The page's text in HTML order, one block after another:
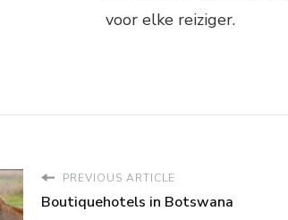
voor elke reiziger.
PREVIOUS ARTICLE
Boutiquehotels in Botswana